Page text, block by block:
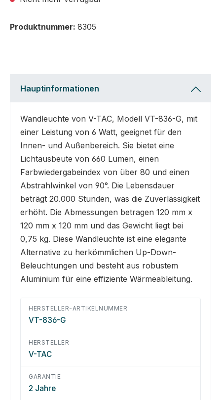
Produktnummer: 8305
Hauptinformationen
Wandleuchte von V-TAC, Modell VT-836-G, mit
einer Leistung von 6 Watt, geeignet für den
Innen- und Außenbereich. Sie bietet eine
Lichtausbeute von 660 Lumen, einen
Farbwiedergabeindex von über 80 und einen
Abstrahlwinkel von 90°. Die Lebensdauer
beträgt 20.000 Stunden, was die Zuverlässigkeit
erhöht. Die Abmessungen betragen 120 mm x
120 mm x 120 mm und das Gewicht liegt bei
0,75 kg. Diese Wandleuchte ist eine elegante
Alternative zu herkömmlichen Up-Down-
Beleuchtungen und besteht aus robustem
Aluminium für eine effiziente Wärmeableitung.
HERSTELLER-ARTIKELNUMMER
VT-836-G
HERSTELLER
V-TAC
GARANTIE
2 Jahre